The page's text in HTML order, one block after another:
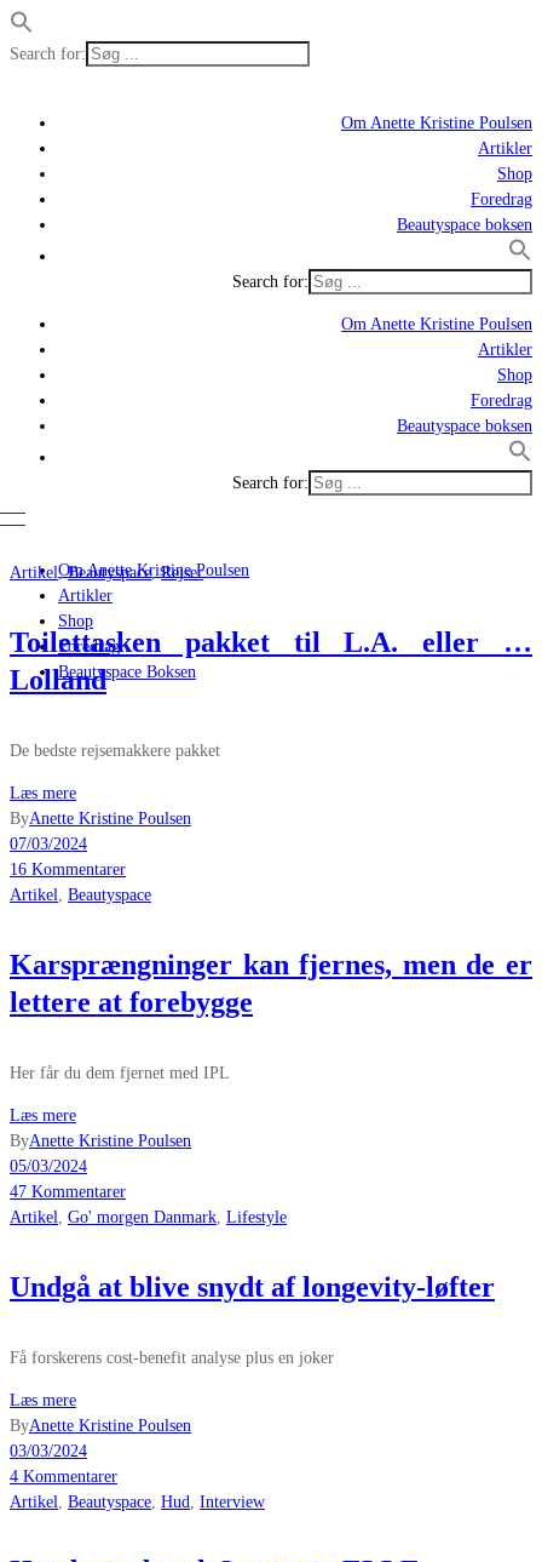
Search for:
Om Anette Kristine Poulsen
Artikler
Shop
Foredrag
Beautyspace boksen
Search for:
Om Anette Kristine Poulsen
Artikler
Shop
Foredrag
Beautyspace boksen
Search for:
Om Anette Kristine Poulsen
Artikler
Shop
Foredrag
Beautyspace Boksen
Artikel,Beautyspace,Rejser
Toilettasken pakket til L.A. eller …
Lolland
De bedste rejsemakkere pakket
Læs mere
ByAnette Kristine Poulsen
07/03/2024
16 Kommentarer
Artikel
Beautyspace
Karsprængninger kan fjernes, men de er
lettere at forebygge
Her får du dem fjernet med IPL
Læs mere
ByAnette Kristine Poulsen
05/03/2024
47 Kommentarer
Artikel Go' morgen Danmark Lifestyle
Undgå at blive snydt af longevity-løfter
Få forskerens cost-benefit analyse plus en joker
Læs mere
ByAnette Kristine Poulsen
03/03/2024
4 Kommentarer
Artikel Beautyspace Hud Interview